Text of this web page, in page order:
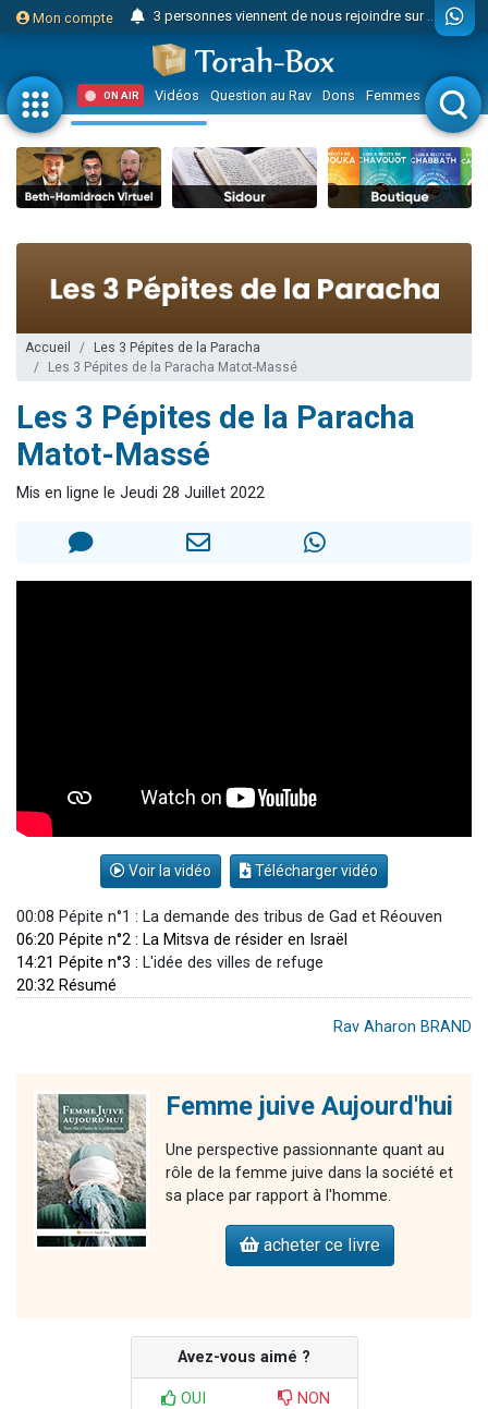
Mon compte 3 personnes viennent de nous rejoindre sur WhatsApp
Odaya vient de donner son Maasser
3 personnes viennent de faire un don pour 5 jours de vacances aux Orphelins
3 personnes viennent de faire un don pour Diane, 80 ans, dans un appartement insalubre
2 personnes viennent de nous rejoindre sur WhatsApp
13 personnes viennent de demander une bénédiction
30 personnes viennent de faire un don pour Sauvez la jambe de Yohan
Il reste 49 places pour étudier en groupe sur Zoom
12 nouvelles musiques dans Torah-Box Music
2 nouvelles musiques dans Torah-Box Music
8 personnes viennent de faire un don pour Tsédaka : pauvres d'Israel
Il reste 49 places pour étudier en groupe sur Zoom
ON AIR Vidéos Question au Rav Dons Femmes Enfants
Accueil
Les 3 Pépites de la Paracha
Les 3 Pépites de la Paracha Matot-Massé
Les 3 Pépites de la Paracha
Matot-Massé
Mis en ligne le Jeudi 28 Juillet 2022
Voir la vidéo Télécharger vidéo
00:08 Pépite n°1 : La demande des tribus de Gad et Réouven
06:20 Pépite n°2 : La Mitsva de résider en Israël
14:21 Pépite n°3 : L'idée des villes de refuge
20:32 Résumé
Rav Aharon BRAND
Femme juive Aujourd'hui
Une perspective passionnante quant au
rôle de la femme juive dans la société et
sa place par rapport à l'homme.
acheter ce livre
Avez-vous aimé ?
OUI NON